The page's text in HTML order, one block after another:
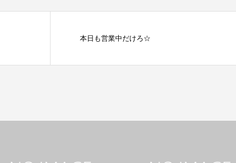
本日も営業中だけろ☆